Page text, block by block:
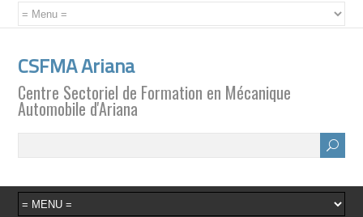
CSFMA Ariana
Centre Sectoriel de Formation en Mécanique
Automobile d'Ariana